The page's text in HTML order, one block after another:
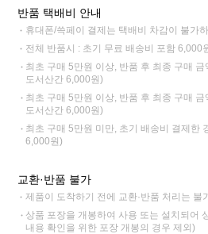
반품 택배비 안내
휴대폰/쓱페이 결제는 택배비 차감이 불가
전체 반품시 : 초기 무료 배송비 포함 6,000
최초 구매 5만원 이상, 반품 후 최종 구매
도서산간 6,000원)
최초 구매 5만원 이상, 반품 후 최종 구매
도서산간 6,000원)
최초 구매 5만원 미만, 초기 배송비 결제한
6,000원)
교환·반품 불가
제품이 도착하기 전에 교환·반품 처리는 불
상품 포장을 개봉하여 사용 또는 설치되어
내용 확인을 위한 포장 개봉의 경우 제외)